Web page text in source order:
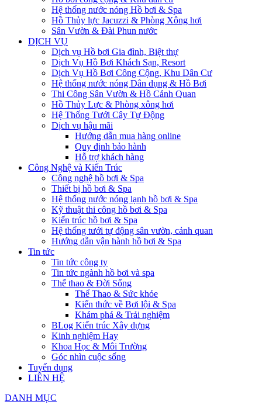
Hệ thống nước nóng Hồ bơi & Spa
Hồ Thủy lực Jacuzzi & Phòng Xông hơi
Sân Vườn & Đài Phun nước
DỊCH VỤ
Dịch vụ Hồ bơi Gia đình, Biệt thự
Dịch Vụ Hồ Bơi Khách Sạn, Resort
Dịch Vụ Hồ Bơi Công Cộng, Khu Dân Cư
Hệ thống nước nóng Dân dụng & Hồ Bơi
Thi Công Sân Vườn & Hồ Cảnh Quan
Hồ Thủy Lực & Phòng xông hơi
Hệ Thống Tưới Cây Tự Động
Dịch vụ hậu mãi
Hướng dẫn mua hàng online
Quy định bảo hành
Hỗ trợ khách hàng
Công Nghệ và Kiến Trúc
Công nghệ hồ bơi & Spa
Thiết bị hồ bơi & Spa
Hệ thống nước nóng lạnh hồ bơi & Spa
Kỹ thuật thi công hồ bơi & Spa
Kiến trúc hồ bơi & Spa
Hệ thống tưới tự động sân vườn, cảnh quan
Hướng dẫn vận hành hồ bơi & Spa
Tin tức
Tin tức công ty
Tin tức ngành hồ bơi và spa
Thể thao & Đời Sống
Thể Thao & Sức khỏe
Kiến thức về Bơi lội & Spa
Khám phá & Trải nghiệm
BLog Kiến trúc Xây dựng
Kinh nghiệm Hay
Khoa Học & Môi Trường
Góc nhìn cuộc sống
Tuyển dụng
LIÊN HỆ
DANH MỤC